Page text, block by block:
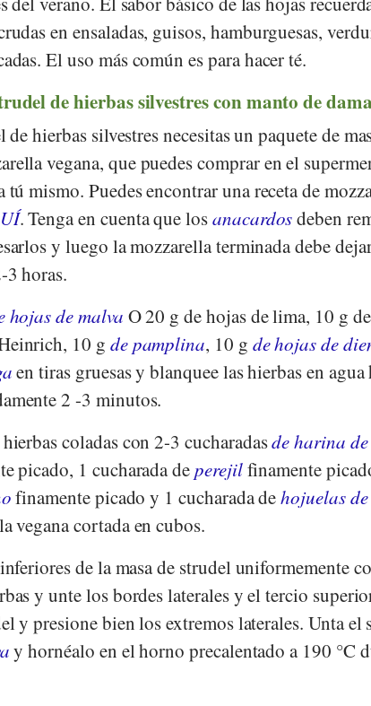
en ensaladas, guisos, hamburguesas,
El uso más común es para hacer té.
de hierbas silvestres con manto de
de hierbas silvestres necesitas un paquete de
vegana, que puedes comprar en el
mismo. Puedes encontrar una receta de
. Tenga en cuenta que losanacardosdeben
y luego la mozzarella terminada debe
horas.
hojas de malva O 20 g de hojas de lima, 10 g
10 g de pamplina, 10 g de hojas de
en tiras gruesas y blanquee las hierbas en
2 -3 minutos.
coladas con 2-3 cucharadasde harina
picado, 1 cucharada deperejilfinamente
finamente picado y 1 cucharada dehojuelas
vegana cortada en cubos.
de la masa de strudel uniformemente
y unte los bordes laterales y el tercio
y presione bien los extremos laterales. Unta el
y hornéalo en el horno precalentado a 190 °C